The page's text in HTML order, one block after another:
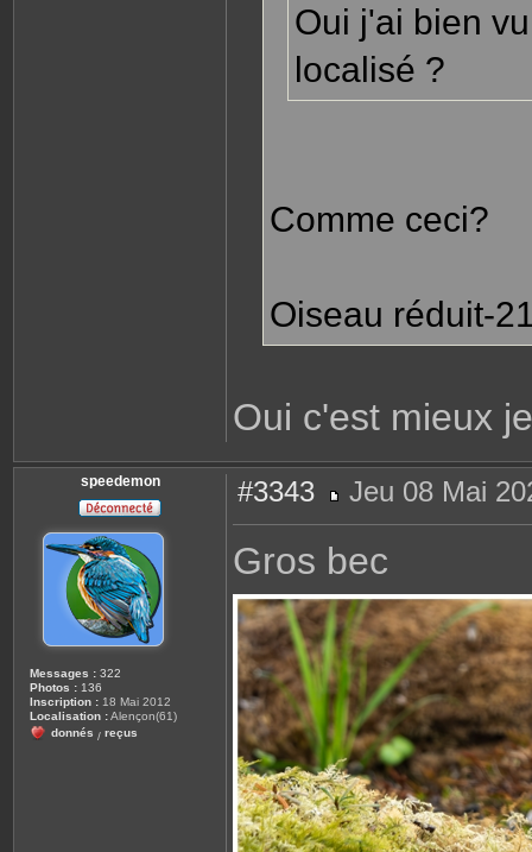
Oui j'ai bien
localisé ?
Comme ceci?
Oiseau réduit-
Oui c'est mieux
speedemon
Messages : 322
Photos : 136
Inscription : 18 Mai 2012
Localisation :Alençon(61)
donnés / reçus
#3343
e
a
e
Jeu 08 Mai
Gros bec